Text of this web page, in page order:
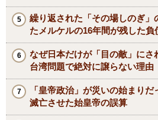
繰り返された「その場しのぎ」
たメルケルの16年間が残した負
なぜ日本だけが「目の敵」に
台湾問題で絶対に譲らない理由
「皇帝政治」が災いの始まり
滅亡させた始皇帝の誤算